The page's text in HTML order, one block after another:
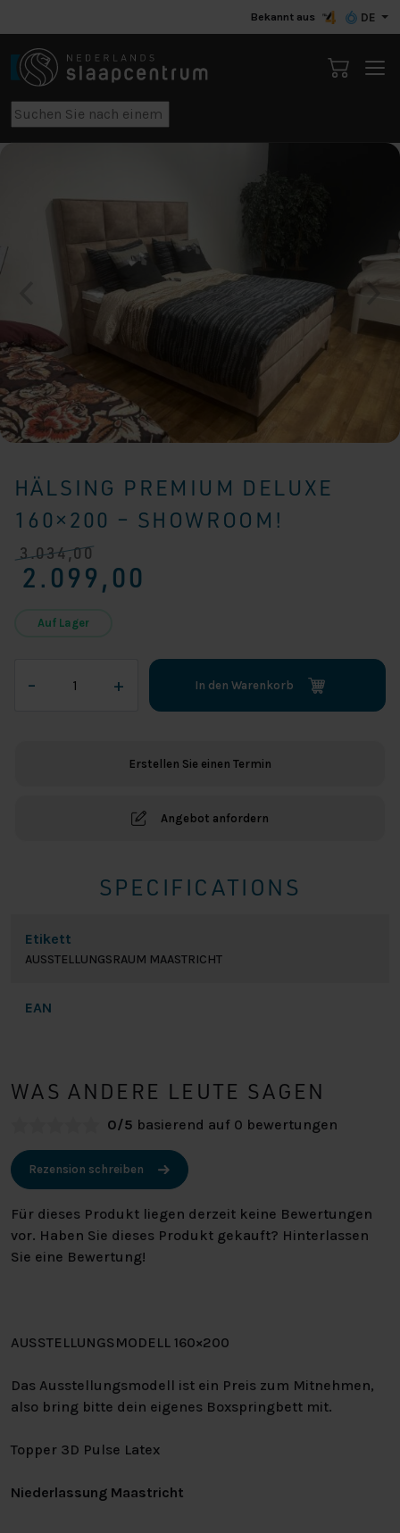
Bekannt aus DE
HÄLSING PREMIUM DELUXE
160×200 – SHOWROOM!
3.034,00
Ursprünglicher
Preis
€ 3.034,00
2.099,00
Aktueller
Preis
€ 2.099,00.
Auf Lager
–
Premium
+ In den Warenkorb
Erstellen Sie einen Termin
Angebot anfordern
SPECIFICATIONS
Etikett
AUSSTELLUNGSRAUM MAASTRICHT
EAN
WAS ANDERE LEUTE SAGEN
0/5 basierend auf 0 bewertungen
Rezension schreiben
Für dieses Produkt liegen derzeit keine Bewertungen
vor. Haben Sie dieses Produkt gekauft? Hinterlassen
Sie eine Bewertung!
AUSSTELLUNGSMODELL 160×200
Das Ausstellungsmodell ist ein Preis zum Mitnehmen,
also bring bitte dein eigenes Boxspringbett mit.
Topper 3D Pulse Latex
Niederlassung Maastricht